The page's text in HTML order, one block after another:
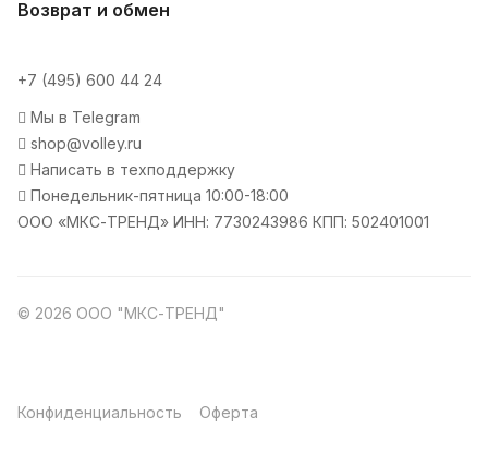
Возврат и обмен
+7 (495) 600 44 24
Мы в Telegram
shop@volley.ru
Написать в техподдержку
Понедельник-пятница 10:00-18:00
ООО «МКС-ТРЕНД» ИНН: 7730243986 КПП: 502401001
© 2026 ООО "МКС-ТРЕНД"
Конфиденциальность Оферта